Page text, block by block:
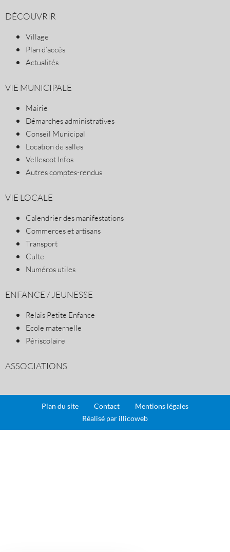
DÉCOUVRIR
Village
Plan d’accès
Actualités
VIE MUNICIPALE
Mairie
Démarches administratives
Conseil Municipal
Location de salles
Vellescot Infos
Autres comptes-rendus
VIE LOCALE
Calendrier des manifestations
Commerces et artisans
Transport
Culte
Numéros utiles
ENFANCE / JEUNESSE
Relais Petite Enfance
Ecole maternelle
Périscolaire
ASSOCIATIONS
Plan du site Contact
Mentions légales
Réalisé par illicoweb